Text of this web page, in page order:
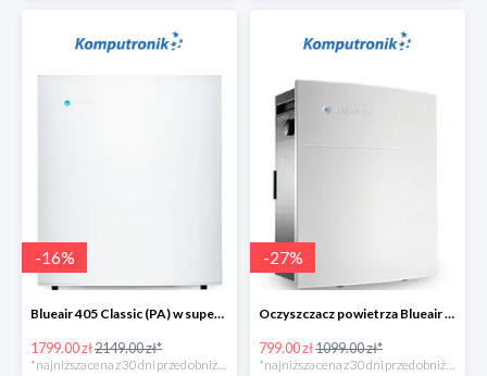
-16%
Blueair 405 Classic (PA) w super cenie
1799.00 zł2149.00 zł*
*najniższa cena z 30 dni przed obniżką
-27%
Oczyszczacz powietrza Blueair 203 Classic (SM) w super cenie
799.00 zł1099.00 zł*
*najniższa cena z 30 dni przed obniżką